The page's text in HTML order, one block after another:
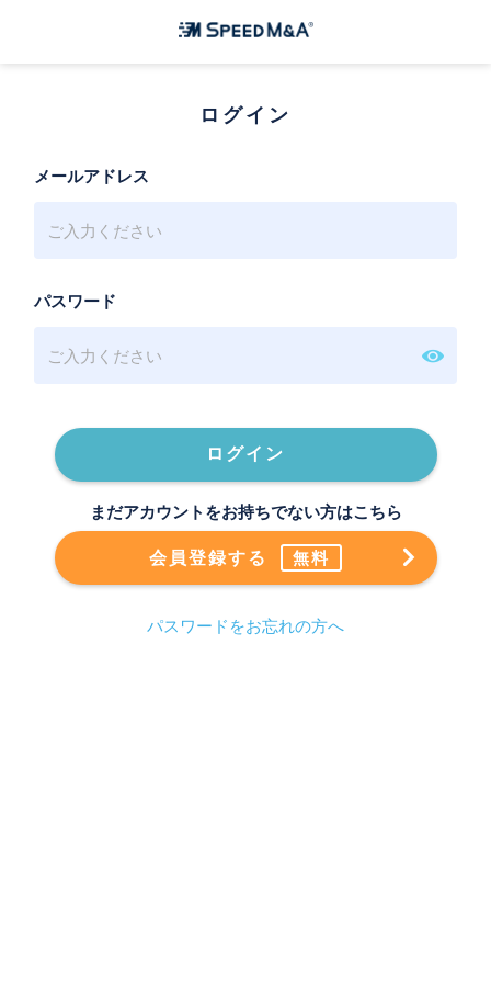
ログイン
メールアドレス
パスワード
ログイン
まだアカウントをお持ちでない方はこちら
会員登録する 無料
パスワードをお忘れの方へ